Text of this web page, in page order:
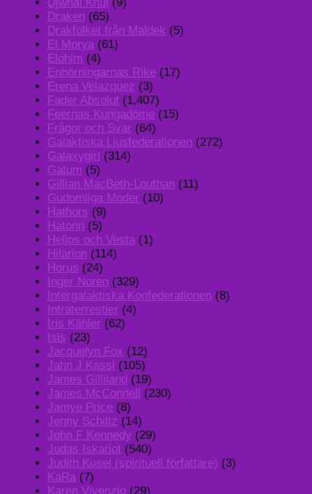
Draken (65)
Drakfolket från Maldek (5)
El Morya (61)
Elohim (4)
Enhörningarnas Rike (17)
Erena Velazquez (3)
Fader Absolut (1,407)
Feernas Kungadöme (15)
Frågor och Svar (64)
Galaktiska Ljusfederationen (272)
Galaxygirl (314)
Gatum (5)
Gillian MacBeth-Louthan (11)
Gudomliga Moder (10)
Hathors (9)
Hatonn (5)
Helios och Vesta (1)
Hilarion (114)
Horus (24)
Inger Noren (329)
Intergalaktiska Konfederationen (8)
Intraterrestier (4)
Iris Kähler (62)
Isis (23)
Jacquelyn Fox (12)
Jahn J Kassl (105)
James Gilliland (19)
James McConnell (230)
Jamye Price (8)
Jenny Schiltz (14)
John F Kennedy (29)
Judas Iskariot (540)
Judith Kusel (spirituell författare) (3)
KaRa (7)
Karen Vivenzio (29)